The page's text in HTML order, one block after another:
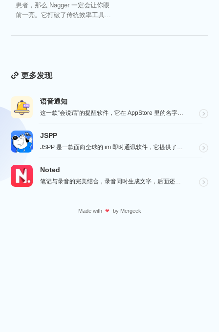
患者，那么 Nagger 一定会让你眼
前一亮。它打破了传统效率工具冰
更多发现
语音通知
这一款“会说话”的提醒软件，它在 AppStore 里的名字很直白，就叫做“语音通知”！因为它的核心...
JSPP
JSPP 是一款面向全球的 im 即时通讯软件，它提供了安全、稳定、高效的通讯服务，免费音视频通话，...
Noted
笔记与录音的完美结合，录音同时生成文字，后面还会记录下一个时间戳，可以凭着这个时间直接跳转重温，笔记...
Made with ❤ by Mergeek